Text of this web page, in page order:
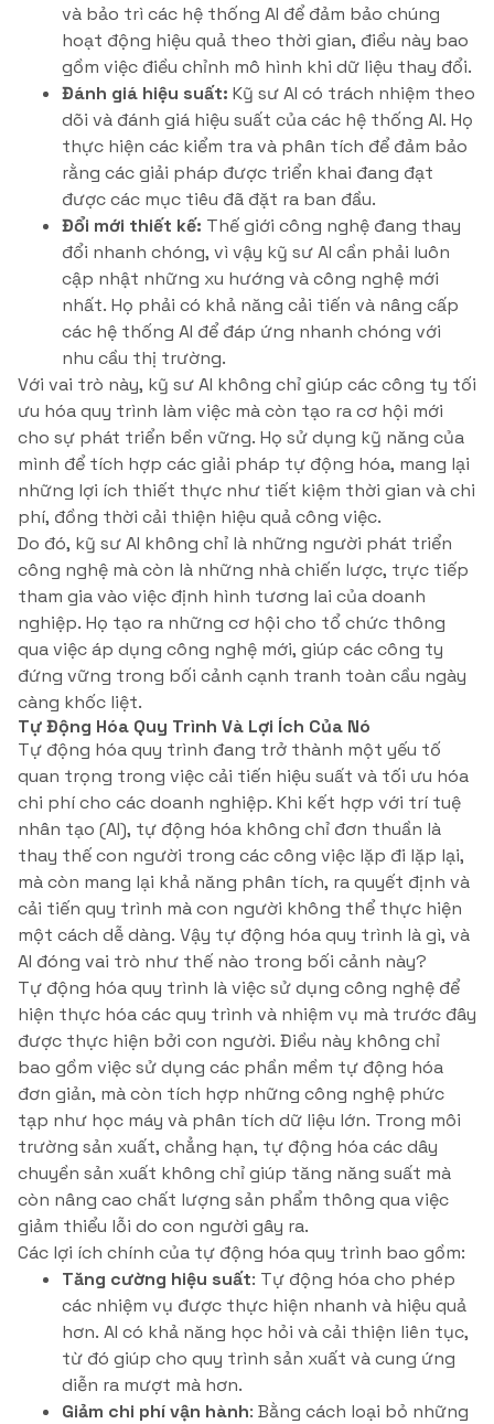
và bảo trì các hệ thống AI để đảm bảo chúng
hoạt động hiệu quả theo thời gian, điều này bao
gồm việc điều chỉnh mô hình khi dữ liệu thay đổi.
Đánh giá hiệu suất: Kỹ sư AI có trách nhiệm theo
dõi và đánh giá hiệu suất của các hệ thống AI. Họ
thực hiện các kiểm tra và phân tích để đảm bảo
rằng các giải pháp được triển khai đang đạt
được các mục tiêu đã đặt ra ban đầu.
Đổi mới thiết kế: Thế giới công nghệ đang thay
đổi nhanh chóng, vì vậy kỹ sư AI cần phải luôn
cập nhật những xu hướng và công nghệ mới
nhất. Họ phải có khả năng cải tiến và nâng cấp
các hệ thống AI để đáp ứng nhanh chóng với
nhu cầu thị trường.
Với vai trò này, kỹ sư AI không chỉ giúp các công ty tối
ưu hóa quy trình làm việc mà còn tạo ra cơ hội mới
cho sự phát triển bền vững. Họ sử dụng kỹ năng của
mình để tích hợp các giải pháp tự động hóa, mang lại
những lợi ích thiết thực như tiết kiệm thời gian và chi
phí, đồng thời cải thiện hiệu quả công việc.
Do đó, kỹ sư AI không chỉ là những người phát triển
công nghệ mà còn là những nhà chiến lược, trực tiếp
tham gia vào việc định hình tương lai của doanh
nghiệp. Họ tạo ra những cơ hội cho tổ chức thông
qua việc áp dụng công nghệ mới, giúp các công ty
đứng vững trong bối cảnh cạnh tranh toàn cầu ngày
càng khốc liệt.
Tự Động Hóa Quy Trình Và Lợi Ích Của Nó
Tự động hóa quy trình đang trở thành một yếu tố
quan trọng trong việc cải tiến hiệu suất và tối ưu hóa
chi phí cho các doanh nghiệp. Khi kết hợp với trí tuệ
nhân tạo (AI), tự động hóa không chỉ đơn thuần là
thay thế con người trong các công việc lặp đi lặp lại,
mà còn mang lại khả năng phân tích, ra quyết định và
cải tiến quy trình mà con người không thể thực hiện
một cách dễ dàng. Vậy tự động hóa quy trình là gì, và
AI đóng vai trò như thế nào trong bối cảnh này?
Tự động hóa quy trình là việc sử dụng công nghệ để
hiện thực hóa các quy trình và nhiệm vụ mà trước đây
được thực hiện bởi con người. Điều này không chỉ
bao gồm việc sử dụng các phần mềm tự động hóa
đơn giản, mà còn tích hợp những công nghệ phức
tạp như học máy và phân tích dữ liệu lớn. Trong môi
trường sản xuất, chẳng hạn, tự động hóa các dây
chuyền sản xuất không chỉ giúp tăng năng suất mà
còn nâng cao chất lượng sản phẩm thông qua việc
giảm thiểu lỗi do con người gây ra.
Các lợi ích chính của tự động hóa quy trình bao gồm:
Tăng cường hiệu suất: Tự động hóa cho phép
các nhiệm vụ được thực hiện nhanh và hiệu quả
hơn. AI có khả năng học hỏi và cải thiện liên tục,
từ đó giúp cho quy trình sản xuất và cung ứng
diễn ra mượt mà hơn.
Giảm chi phí vận hành: Bằng cách loại bỏ những